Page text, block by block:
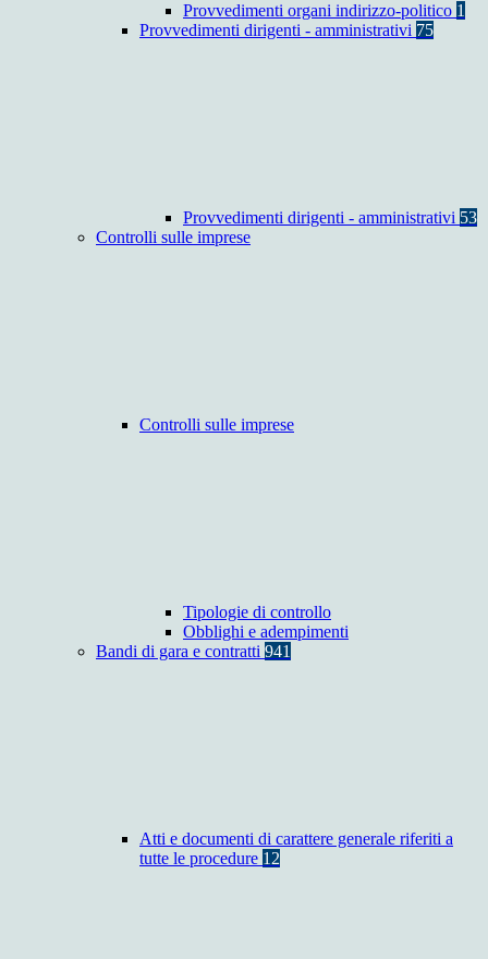
Provvedimenti organi indirizzo-politico 1
Provvedimenti dirigenti - amministrativi 75
Provvedimenti dirigenti - amministrativi 53
Controlli sulle imprese
Controlli sulle imprese
Tipologie di controllo
Obblighi e adempimenti
Bandi di gara e contratti 941
Atti e documenti di carattere generale riferiti a
tutte le procedure 12